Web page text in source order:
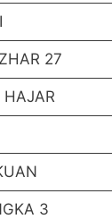
27
HAJAR
3